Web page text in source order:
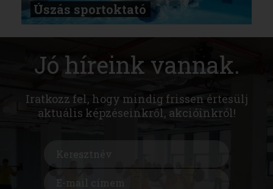
Úszás sportoktató
Jó híreink vannak.
Iratkozz fel, hogy mindig frissen értesülj
aktuális képzéseinkről, akcióinkról!